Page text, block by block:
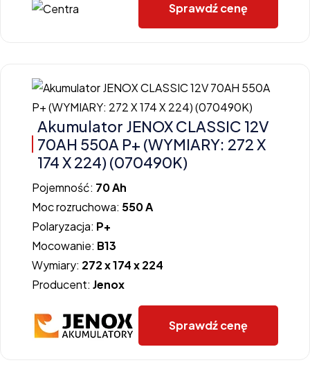
Sprawdź cenę
Akumulator JENOX CLASSIC 12V
70AH 550A P+ (WYMIARY: 272 X
174 X 224) (070490K)
Pojemność: 70 Ah
Moc rozruchowa: 550 A
Polaryzacja: P+
Mocowanie: B13
Wymiary: 272 x 174 x 224
Producent: Jenox
Sprawdź cenę